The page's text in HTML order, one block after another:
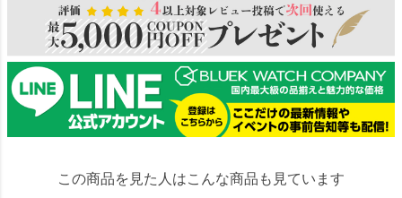
この商品を見た人はこんな商品も見ています